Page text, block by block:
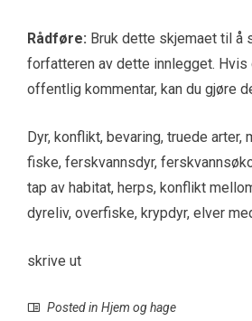
Rådføre: Bruk dette skjemaet til å
forfatteren av dette innlegget. Hvis
offentlig kommentar, kan du gjøre
Dyr, konflikt, bevaring, truede arter,
fiske, ferskvannsdyr,
tap av habitat, herps, konflikt
dyreliv, overfiske, krypdyr, elver
skrive ut
Posted in Hjem og hage